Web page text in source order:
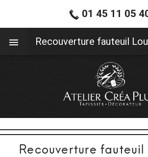
Recouverture fauteuil
01 45 11 05